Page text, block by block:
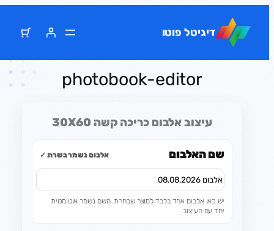
לתוכן
דיגיטל פוטו
photobook-editor
עיצוב אלבום כריכה קשה 30X60
שם האלבום אלבום נשמר בשרת ✓
יש כאן אלבום אחד בלבד למוצר שבחרת. השם נשמר אוטומטית
יחד עם העיצוב.